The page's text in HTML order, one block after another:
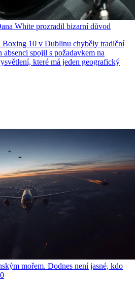
White prozradil bizarní důvod
Boxing 10 v Dublinu chyběly tradiční
spojil s požadavkem na
které má jeden geografický
mořem. Dodnes není jasné, kdo